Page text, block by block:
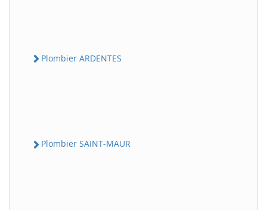
Plombier ARDENTES
Plombier SAINT-MAUR